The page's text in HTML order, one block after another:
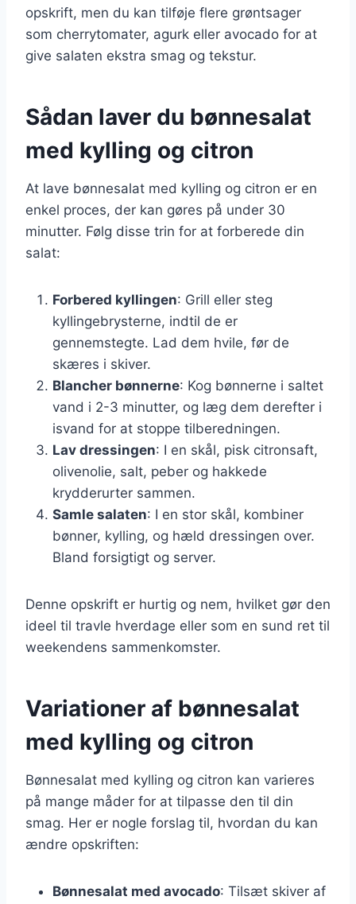
opskrift, men du kan tilføje flere grøntsager
som cherrytomater, agurk eller avocado for at
give salaten ekstra smag og tekstur.
Sådan laver du bønnesalat
med kylling og citron
At lave bønnesalat med kylling og citron er en
enkel proces, der kan gøres på under 30
minutter. Følg disse trin for at forberede din
salat:
Forbered kyllingen: Grill eller steg
kyllingebrysterne, indtil de er
gennemstegte. Lad dem hvile, før de
skæres i skiver.
Blancher bønnerne: Kog bønnerne i saltet
vand i 2-3 minutter, og læg dem derefter i
isvand for at stoppe tilberedningen.
Lav dressingen: I en skål, pisk citronsaft,
olivenolie, salt, peber og hakkede
krydderurter sammen.
Samle salaten: I en stor skål, kombiner
bønner, kylling, og hæld dressingen over.
Bland forsigtigt og server.
Denne opskrift er hurtig og nem, hvilket gør den
ideel til travle hverdage eller som en sund ret til
weekendens sammenkomster.
Variationer af bønnesalat
med kylling og citron
Bønnesalat med kylling og citron kan varieres
på mange måder for at tilpasse den til din
smag. Her er nogle forslag til, hvordan du kan
ændre opskriften:
Bønnesalat med avocado: Tilsæt skiver af